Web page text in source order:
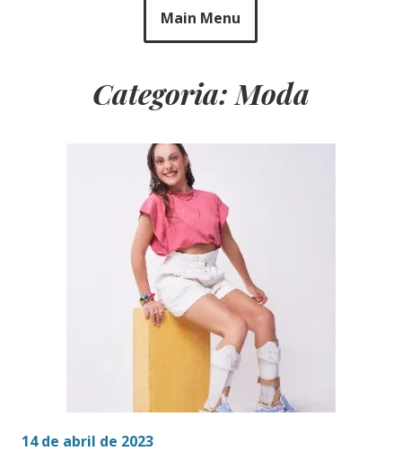
Main Menu
Categoria: Moda
14 de abril de 2023